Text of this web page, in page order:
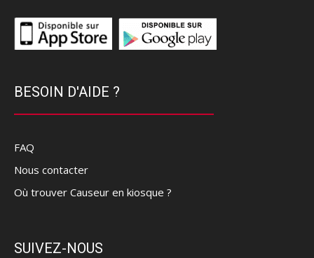
BESOIN D'AIDE ?
FAQ
Nous contacter
Où trouver Causeur en kiosque ?
SUIVEZ-NOUS